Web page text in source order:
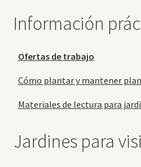
Información
Ofertas de trabajo
Cómo plantar y mantener
Materiales de lectura para
Jardines para